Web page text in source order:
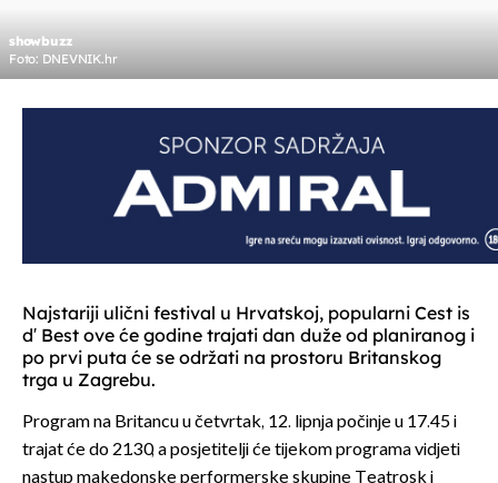
showbuzz
Foto: DNEVNIK.hr
Najstariji ulični festival u Hrvatskoj, popularni Cest is
d′ Best ove će godine trajati dan duže od planiranog i
po prvi puta će se održati na prostoru Britanskog
trga u Zagrebu.
Program na Britancu u četvrtak, 12. lipnja počinje u 17.45 i
trajat će do 21.30, a posjetitelji će tijekom programa vidjeti
nastup makedonske performerske skupine Teatrosk i